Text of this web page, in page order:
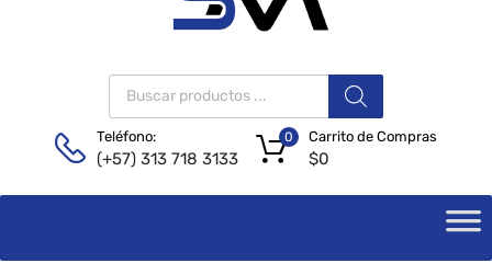
Teléfono:
(+57) 313 718 3133
Carrito de Compras
$0
0